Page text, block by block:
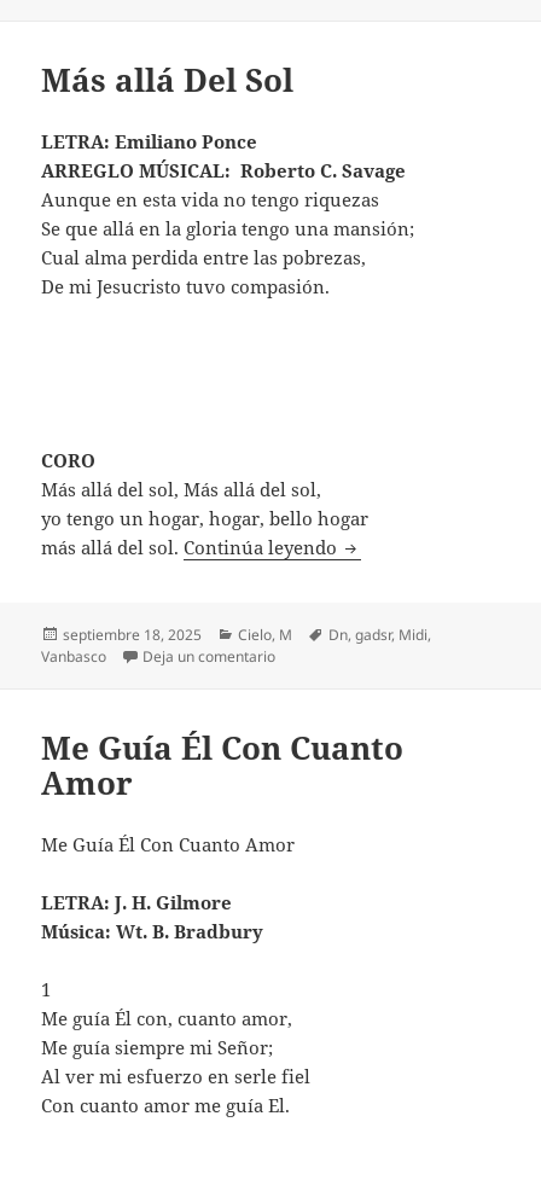
Más allá Del Sol
LETRA: Emiliano Ponce
ARREGLO MÚSICAL: Roberto C. Savage
Aunque en esta vida no tengo riquezas
Se que allá en la gloria tengo una mansión;
Cual alma perdida entre las pobrezas,
De mi Jesucristo tuvo compasión.
CORO
Más allá del sol, Más allá del sol,
yo tengo un hogar, hogar, bello hogar
más allá del sol.Continúa leyendo Más allá Del Sol
Publicado
el
septiembre 18, 2025 Categorías
Cielo, M Etiquetas
Dn,gadsr, Midi,
Vanbasco
Deja un comentarioen Más allá Del Sol
Me Guía Él Con Cuanto
Amor
Me Guía Él Con Cuanto Amor
LETRA: J. H. Gilmore
Música: Wt. B. Bradbury
1
Me guía Él con, cuanto amor,
Me guía siempre mi Señor;
Al ver mi esfuerzo en serle fiel
Con cuanto amor me guía El.